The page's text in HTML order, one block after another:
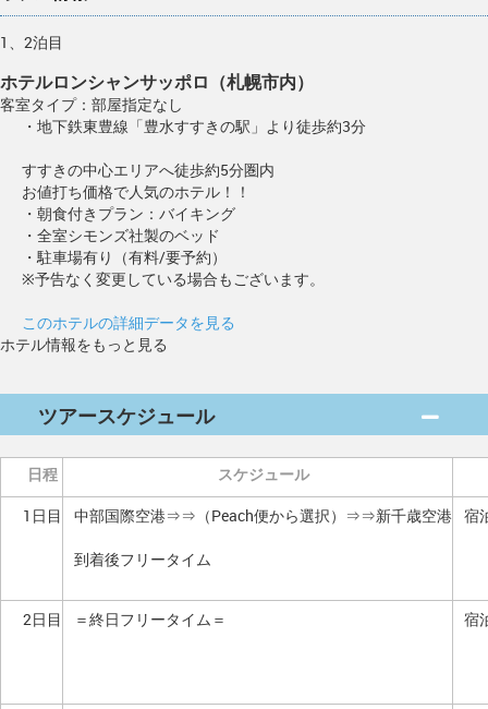
1、2泊目
ホテルロンシャンサッポロ（札幌市内）
客室タイプ：部屋指定なし
・地下鉄東豊線「豊水すすきの駅」より徒歩約3分
すすきの中心エリアへ徒歩約5分圏内
お値打ち価格で人気のホテル！！
・朝食付きプラン：バイキング
・全室シモンズ社製のベッド
・駐車場有り（有料/要予約）
※予告なく変更している場合もございます。
このホテルの詳細データを見る
ホテル情報をもっと見る
ツアースケジュール
日程
スケジュール
1日目
中部国際空港⇒⇒（Peach便から選択）⇒⇒新千歳空港
到着後フリータイム
宿
2日目 ＝終日フリータイム＝ 宿